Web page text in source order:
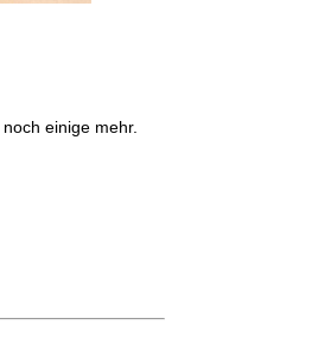
einige mehr.